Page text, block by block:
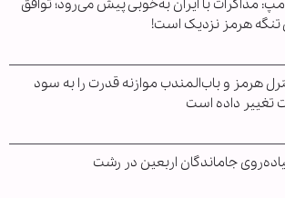
مذاکرات با ایران به‌خوبی پیش می‌رود؛ توافق
تنگه هرمز نزدیک است!
هرمز و باب‌المندب موازنه قدرت را به سود
تغییر داده است
جاماندگان اربعین در رشت